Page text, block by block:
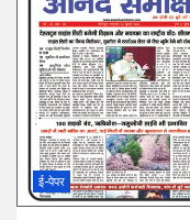
ई-पेपर